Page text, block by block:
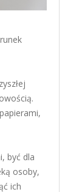
być dla
osoby,
ich